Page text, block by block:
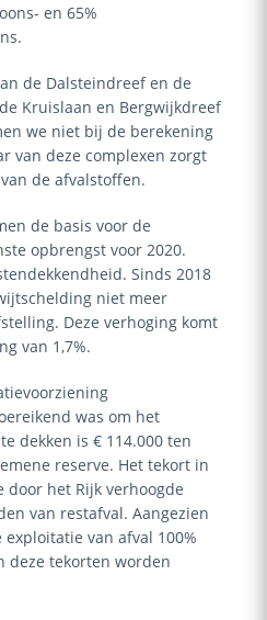
en 65%
de Dalsteindreef en de
Kruislaan en Bergwijkdreef
we niet bij de berekening
van deze complexen zorgt
de afvalstoffen.
de basis voor de
opbrengst voor 2020.
Sinds 2018
niet meer
Deze verhoging komt
van 1,7%.
was om het
dekken is € 114.000 ten
reserve. Het tekort in
door het Rijk verhoogde
van restafval. Aangezien
van afval 100%
deze tekorten worden